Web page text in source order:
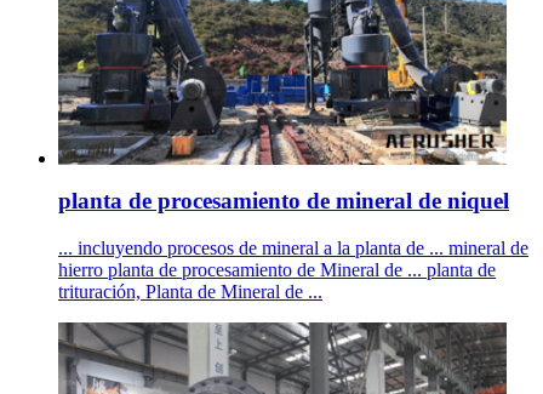
planta de procesamiento de mineral de niquel
... incluyendo procesos de mineral a la planta de ... mineral de
hierro planta de procesamiento de Mineral de ... planta de
trituración, Planta de Mineral de ...